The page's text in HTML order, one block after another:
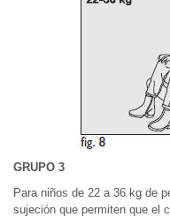
GRUPO 3
Para niños de 22 a 36 kg de
sujeción que permiten que el